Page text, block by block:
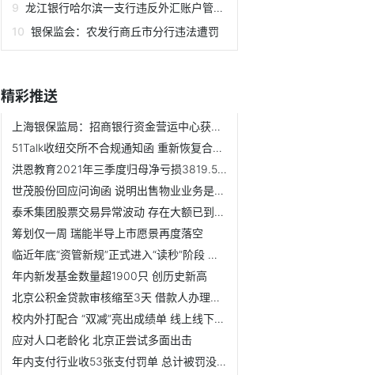
龙江银行哈尔滨一支行违反外汇账户管理规定遭罚
银保监会：农发行商丘市分行违法遭罚
精彩推送
上海银保监局：招商银行资金营运中心获批开业
51Talk收纽交所不合规通知函 重新恢复合规状态截止日期为202...
洪恩教育2021年三季度归母净亏损3819.5万元 同比由盈转亏
世茂股份回应问询函 说明出售物业业务是否损害上市公司利益
泰禾集团股票交易异常波动 存在大额已到期未归还借款
筹划仅一周 瑞能半导上市愿景再度落空
临近年底“资管新规”正式进入“读秒”阶段 引导投资者填写...
年内新发基金数量超1900只 创历史新高
北京公积金贷款审核缩至3天 借款人办理还款业务时无需提供身份证
校内外打配合 “双减”亮出成绩单 线上线下机构压减超八成
应对人口老龄化 北京正尝试多面出击
年内支付行业收53张支付罚单 总计被罚没1.79亿元